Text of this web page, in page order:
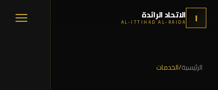
ا الاتحاد الرائدة
AL-ITTIHAD AL-RAIDA
خدمات شركة الاتحاد الرائدة |
الرئيسية/الخدمات